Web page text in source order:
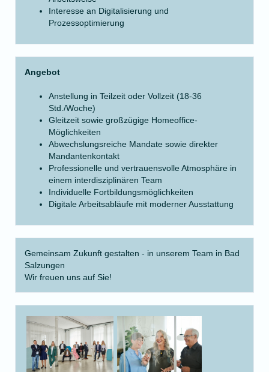
Interesse an Digitalisierung und
Prozessoptimierung
Angebot
Anstellung in Teilzeit oder Vollzeit (18-36
Std./Woche)
Gleitzeit sowie großzügige Homeoffice-
Möglichkeiten
Abwechslungsreiche Mandate sowie direkter
Mandantenkontakt
Professionelle und vertrauensvolle Atmosphäre in
einem interdisziplinären Team
Individuelle Fortbildungsmöglichkeiten
Digitale Arbeitsabläufe mit moderner Ausstattung
Gemeinsam Zukunft gestalten - in unserem Team in Bad
Salzungen
Wir freuen uns auf Sie!